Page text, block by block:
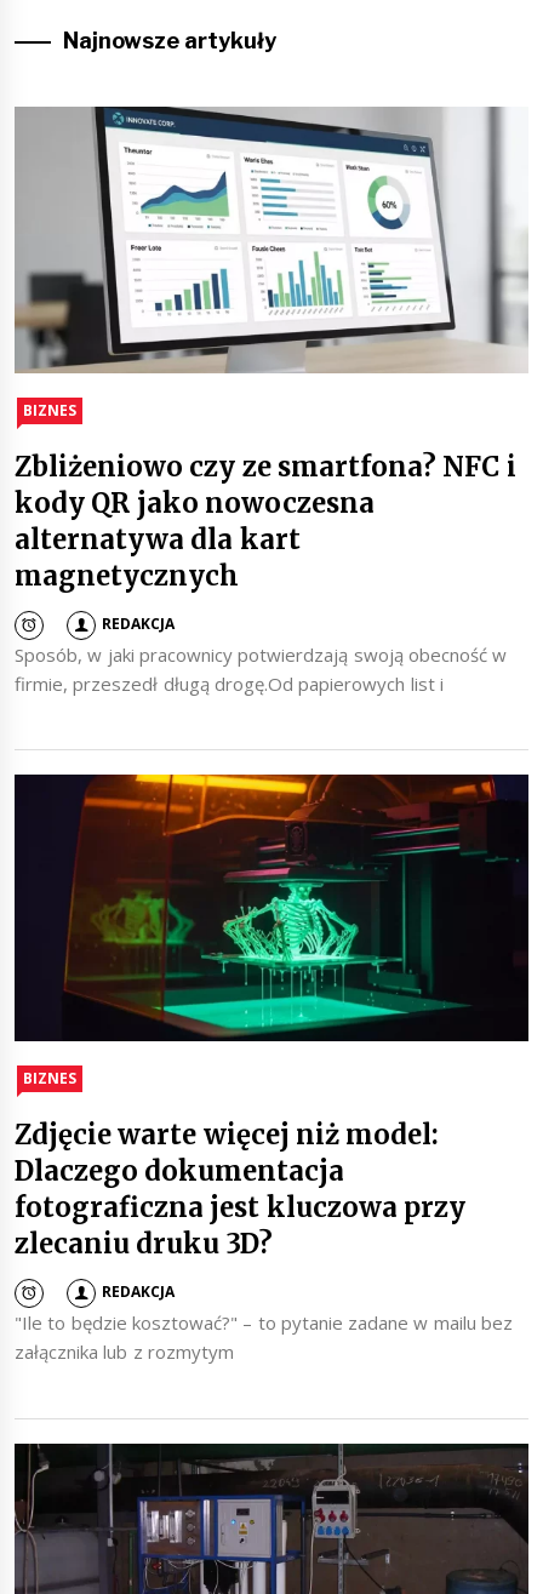
Najnowsze artykuły
BIZNES
Zbliżeniowo czy ze smartfona? NFC i
kody QR jako nowoczesna
alternatywa dla kart
magnetycznych
REDAKCJA
Sposób, w jaki pracownicy potwierdzają swoją obecność w
firmie, przeszedł długą drogę.Od papierowych list i
BIZNES
Zdjęcie warte więcej niż model:
Dlaczego dokumentacja
fotograficzna jest kluczowa przy
zlecaniu druku 3D?
REDAKCJA
"Ile to będzie kosztować?" – to pytanie zadane w mailu bez
załącznika lub z rozmytym